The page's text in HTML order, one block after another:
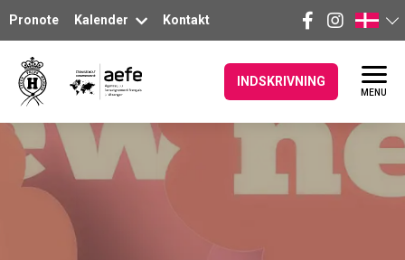
Pronote Kalender Kontakt
INDSKRIVNING
MENU